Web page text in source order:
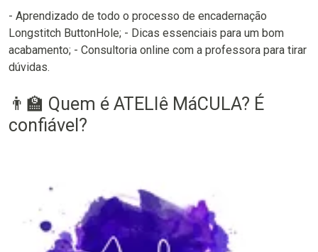
- Aprendizado de todo o processo de encadernação
Longstitch ButtonHole; - Dicas essenciais para um bom
acabamento; - Consultoria online com a professora para tirar
dúvidas.
👨‍🏫 Quem é ATELIê MáCULA? É
confiável?